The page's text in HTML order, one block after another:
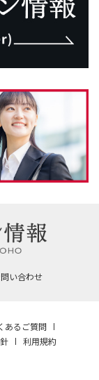
い合わせ
あるご質問
利用規約